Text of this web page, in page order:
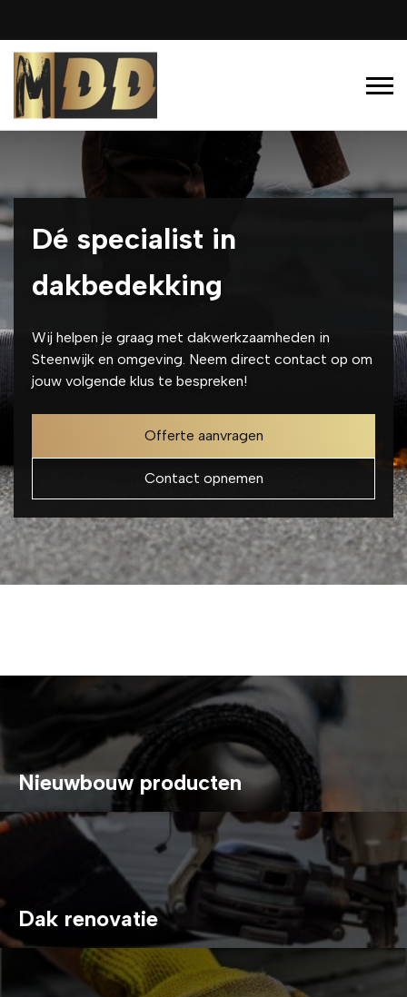
Dé specialist in
dakbedekking
Wij helpen je graag met dakwerkzaamheden in
Steenwijk en omgeving. Neem direct contact op om
jouw volgende klus te bespreken!
Offerte aanvragen
Contact opnemen
Nieuwbouw producten
Dak renovatie